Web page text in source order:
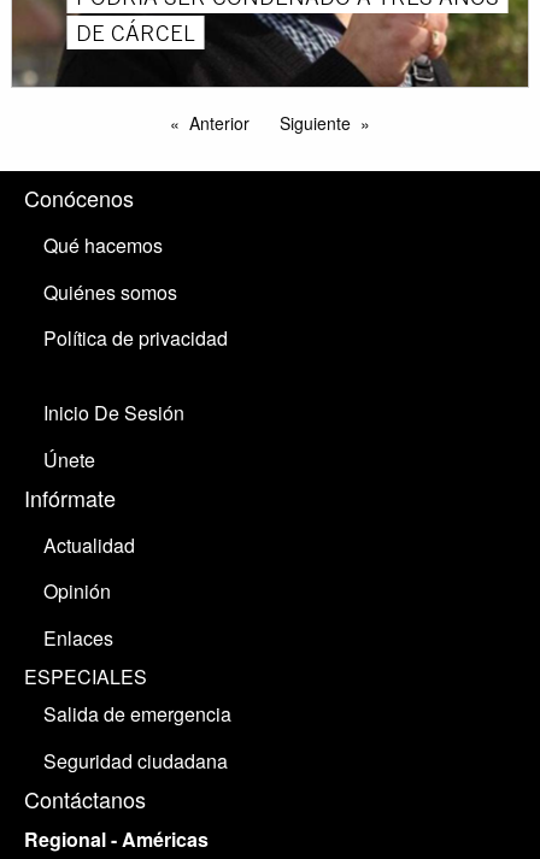
DE CÁRCEL
Anterior Siguiente
Conócenos
Qué hacemos
Quiénes somos
Política de privacidad
Inicio De Sesión
Únete
Infórmate
Actualidad
Opinión
Enlaces
ESPECIALES
Salida de emergencia
Seguridad ciudadana
Contáctanos
Regional - Américas